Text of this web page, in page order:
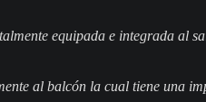
equipada e integrada al
al balcón la cual tiene una